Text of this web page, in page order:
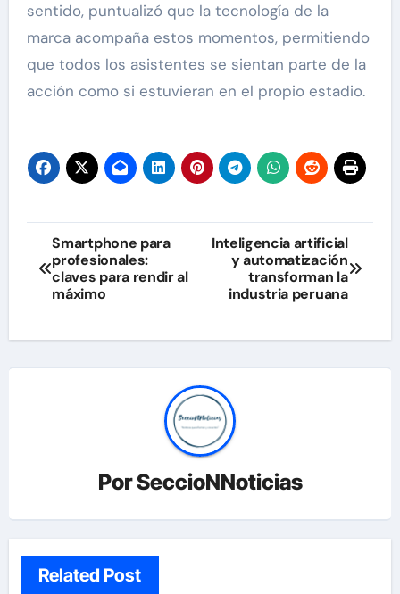
sentido, puntualizó que la tecnología de la
marca acompaña estos momentos, permitiendo
que todos los asistentes se sientan parte de la
acción como si estuvieran en el propio estadio.
Navegación
de
Smartphone para
profesionales:
claves para rendir al
máximo
Inteligencia artificial
y automatización
transforman la
industria peruana
PorSeccioNNoticias
Related Post